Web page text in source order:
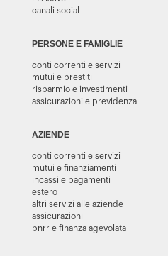
canali social
PERSONE E FAMIGLIE
conti correnti e servizi
mutui e prestiti
risparmio e investimenti
assicurazioni e previdenza
AZIENDE
conti correnti e servizi
mutui e finanziamenti
incassi e pagamenti
estero
altri servizi alle aziende
assicurazioni
pnrr e finanza agevolata